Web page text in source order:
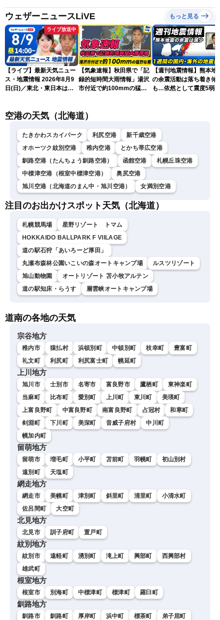
ウェザーニュースLiVE もっと見る
ライブ放送中
【ライブ】最新天気ニュー
ス・地震情報 2026年8月9
日(日)／東北・東日本は急
小川千奈／芳野達郎〉
【気象速報】秋田県で「記
録的短時間大雨情報」湯沢
市付近で約100mmの猛烈
【週刊地震情報】熊本地
の余震活動は落ち着き傾
も…依然として震度5弱警
空港の天気（北海道）
たきかわスカイパーク 利尻空港
新千歳空港
オホーツク紋別空港
稚内空港
とかち帯広空港
釧路空港（たんちょう釧路空港）
函館空港
札幌丘珠空港
中標津空港（根室中標津空港）
奥尻空港
旭川空港（北海道のまん中・旭川空港）
女満別空港
注目のお出かけスポット天気（北海道）
札幌競馬場
星野リゾート トマム
HOKKAIDO BALLPARK F VIILAGE
道の駅石狩「あいろーど厚田」
丸瀬布森林公園いこいの森オートキャンプ場
ルスツリゾート
旭山動物園
オートリゾート 苫小牧アルテン
道の駅知床・らうす
層雲峡オートキャンプ場
道南の各地の天気
宗谷地方
稚内市 猿払村 浜頓別町 中頓別町 枝幸町
豊富町
礼文町
利尻町 利尻富士町 幌延町
上川地方
旭川市 士別市 名寄市 富良野市 鷹栖町
東神楽町
当麻町
比布町 愛別町 上川町 東川町
美瑛町
上富良野町
中富良野町 南富良野町 占冠村
和寒町
剣淵町
下川町 美深町 音威子府村
中川町
幌加内町
留萌地方
留萌市 増毛町 小平町 苫前町 羽幌町
初山別村
遠別町
天塩町
網走地方
網走市 美幌町 津別町 斜里町 清里町
小清水町
佐呂間町
大空町
北見地方
北見市 訓子府町 置戸町
紋別地方
紋別市 遠軽町 湧別町 滝上町 興部町
西興部村
雄武町
根室地方
根室市 別海町 中標津町 標津町 羅臼町
釧路地方
釧路市 釧路町 厚岸町 浜中町 標茶町 弟子屈町